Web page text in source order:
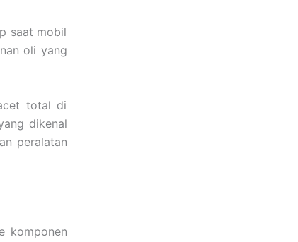
saat mobil
oli yang
total di
dikenal
peralatan
komponen